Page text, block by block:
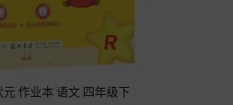
元 作业本 语文 四年级下